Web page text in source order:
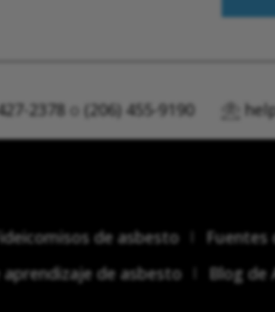
2378 (206) 455-9190
de asbesto Fuentes
de asbesto
Blog de